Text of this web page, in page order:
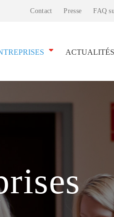
Contact Presse FAQ
ACTUALITÉS